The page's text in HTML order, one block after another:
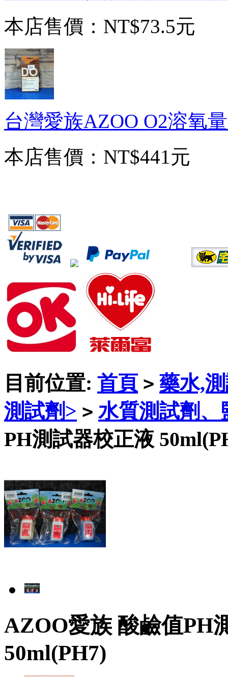
本店售價： NT$73.5元
台灣愛族AZOO O2溶氧
本店售價： NT$441元
目前位置: 首頁 > 藥水,
測試劑> > 水質測試劑、
PH測試器校正液
AZOO愛族 酸鹼值PH
50ml(PH7)